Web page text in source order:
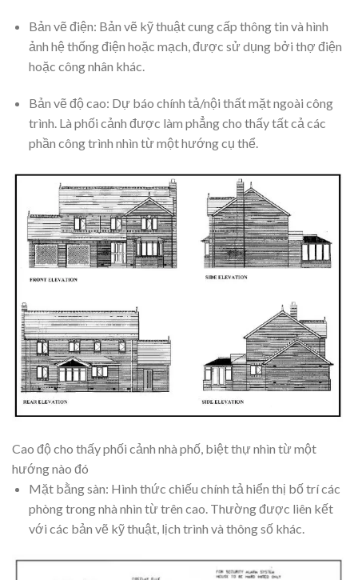
Bản vẽ điện: Bản vẽ kỹ thuật cung cấp thông tin và hình
ảnh hệ thống điện hoặc mạch, được sử dụng bởi thợ điện
hoặc công nhân khác.
Bản vẽ độ cao: Dự báo chính tả/nội thất mặt ngoài công
trình. Là phối cảnh được làm phẳng cho thấy tất cả các
phần công trình nhìn từ một hướng cụ thể.
Cao độ cho thấy phối cảnh nhà phố, biệt thự nhìn từ một
hướng nào đó
Mặt bằng sàn: Hình thức chiếu chính tả hiển thị bố trí các
phòng trong nhà nhìn từ trên cao. Thường được liên kết
với các bản vẽ kỹ thuật, lịch trình và thông số khác.